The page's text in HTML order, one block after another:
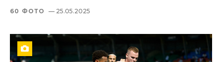
60 ФОТО — 25.05.2025